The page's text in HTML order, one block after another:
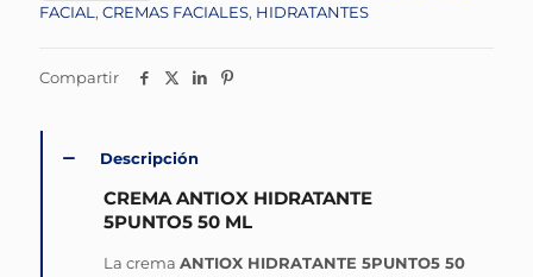
FACIAL , CREMAS FACIALES, HIDRATANTES
Compartir
Descripción
CREMA ANTIOX HIDRATANTE
5PUNTO5 50 ML
La cremaANTIOX HIDRATANTE 5PUNTO5 50